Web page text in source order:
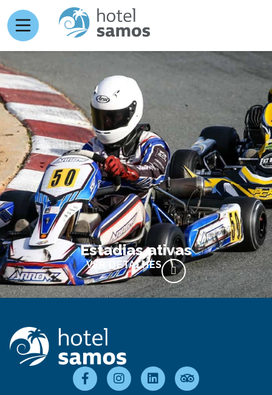
Estadias ativas
VER DETALHES